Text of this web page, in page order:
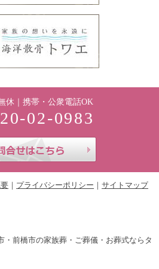
休｜携帯・公衆電話OK
02-0983
プライバシーポリシー サイトマップ
・前橋市の家族葬・ご葬儀・お葬式ならタ